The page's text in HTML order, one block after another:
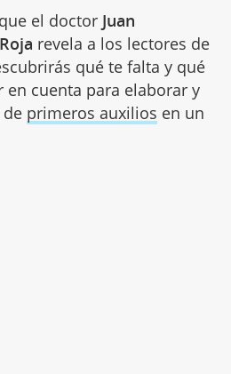
el doctor Juan
revela a los lectores de
qué te falta y qué
en cuenta para elaborar y
primeros auxilios en un